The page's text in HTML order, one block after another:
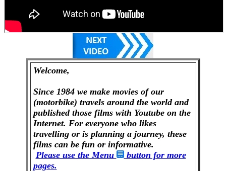
Welcome,
Since 1984 we make movies of our
(motorbike) travels around the world and
published those films with Youtube on the
Internet. For everyone who likes
travelling or is planning a journey, these
films can be fun or informative.
Please use the Menu
button for more
pages.